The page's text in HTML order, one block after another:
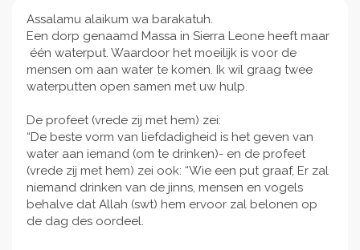
Assalamu alaikum wa barakatuh.
Een dorp genaamd Massa in Sierra Leone heeft maar
één waterput. Waardoor het moeilijk is voor de
mensen om aan water te komen. Ik wil graag twee
waterputten open samen met uw hulp.
De profeet (vrede zij met hem) zei:
“De beste vorm van liefdadigheid is het geven van
water aan iemand (om te drinken)- en de profeet
(vrede zij met hem) zei ook: “Wie een put graaf, Er zal
niemand drinken van de jinns, mensen en vogels
behalve dat Allah (swt) hem ervoor zal belonen op
de dag des oordeel.